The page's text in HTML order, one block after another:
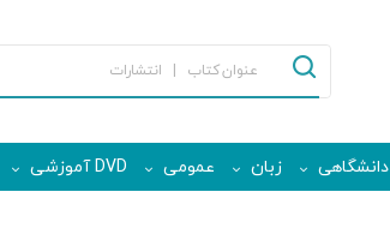
دانشگاهی زبان عمومی DVD آموزشی